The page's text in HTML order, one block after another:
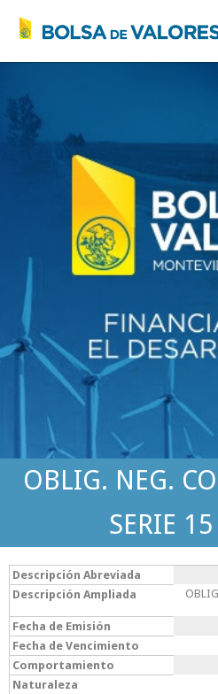
OBLIG. NEG.
SERIE
Descripción Abreviada
Descripción Ampliada
Fecha de Emisión
Fecha de Vencimiento
Comportamiento
Naturaleza